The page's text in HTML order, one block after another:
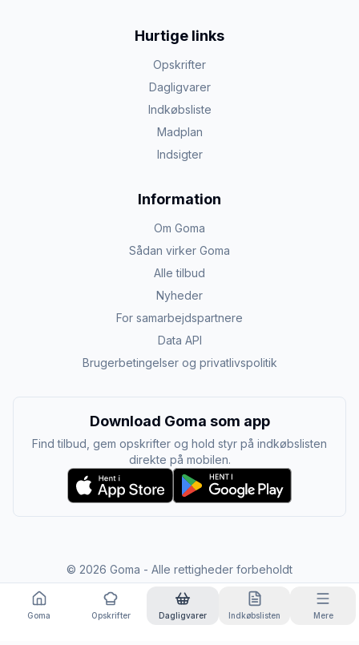
Hurtige links
Opskrifter
Dagligvarer
Indkøbsliste
Madplan
Indsigter
Information
Om Goma
Sådan virker Goma
Alle tilbud
Nyheder
For samarbejdspartnere
Data API
Brugerbetingelser og privatlivspolitik
Download Goma som app
Find tilbud, gem opskrifter og hold styr på indkøbslisten
direkte på mobilen.
© 2026 Goma - Alle rettigheder forbeholdt
Goma Opskrifter Dagligvarer Indkøbslisten Mere